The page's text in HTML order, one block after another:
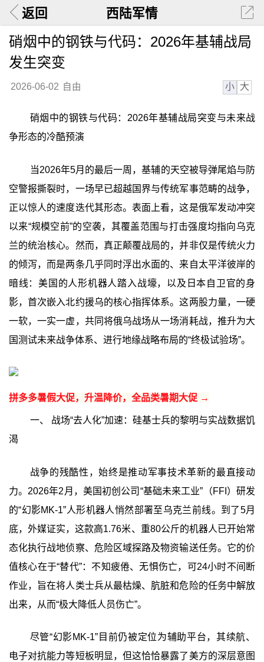
返回 西陆军情
硝烟中的钢铁与代码：2026年基辅战局
发生突变
2026-06-02 自由 小 大
硝烟中的钢铁与代码：2026年基辅战局突变与未来战
争形态的冷酷预演
当2026年5月的最后一周，基辅的天空被导弹尾焰与防
空警报撕裂时，一场早已超越国界与传统军事范畴的战争，
正以惊人的速度迭代其形态。表面上看，这是俄军发动冲突
以来“规模空前”的空袭，其覆盖范围与打击强度均指向乌克
兰的统治核心。然而，真正颠覆战局的，并非仅是传统火力
的倾泻，而是两条几乎同时浮出水面的、来自太平洋彼岸的
暗线：美国的人形机器人踏入战壕，以及日本自卫官的身
影，首次嵌入北约援乌的核心指挥体系。这两股力量，一硬
一软，一实一虚，共同将俄乌战场从一场消耗战，推升为大
国测试未来战争体系、进行地缘战略布局的“终极试验场”。
拼多多暑假大促，升温降价，全品类暑期大促 →
一、 战场“去人化”加速：硅基士兵的黎明与实战数据饥
渴
战争的残酷性，始终是推动军事技术革新的最直接动
力。2026年2月，美国初创公司“基础未来工业”（FFI）研发
的“幻影MK-1”人形机器人悄然部署至乌克兰前线。到了5月
底，外媒证实，这款高1.76米、重80公斤的机器人已开始常
态化执行战地侦察、危险区域探路及物资输送任务。它的价
值核心在于“替代”：不知疲倦、无惧伤亡，可24小时不间断
作业，旨在将人类士兵从最枯燥、肮脏和危险的任务中解放
出来，从而“极大降低人员伤亡”。
尽管“幻影MK-1”目前仍被定位为辅助平台，其续航、
电子对抗能力等短板明显，但这恰恰暴露了美方的深层意图